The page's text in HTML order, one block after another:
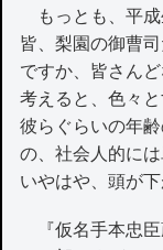
もっとも、平成
皆、梨園の御曹
ですか、皆さん
考えると、色々
彼らぐらいの年
の、社会人的には
いやはや、頭が下
『仮名手本忠臣